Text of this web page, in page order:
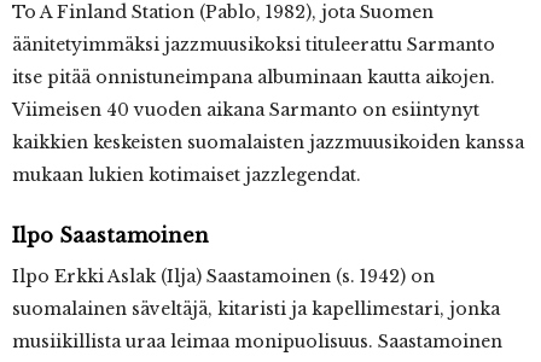
To A Finland Station (Pablo, 1982), jota Suomen
äänitetyimmäksi jazzmuusikoksi tituleerattu Sarmanto
itse pitää onnistuneimpana albuminaan kautta aikojen.
Viimeisen 40 vuoden aikana Sarmanto on esiintynyt
kaikkien keskeisten suomalaisten jazzmuusikoiden kanssa
mukaan lukien kotimaiset jazzlegendat.
Ilpo Saastamoinen
Ilpo Erkki Aslak (Ilja) Saastamoinen (s. 1942) on
suomalainen säveltäjä, kitaristi ja kapellimestari, jonka
musiikillista uraa leimaa monipuolisuus. Saastamoinen